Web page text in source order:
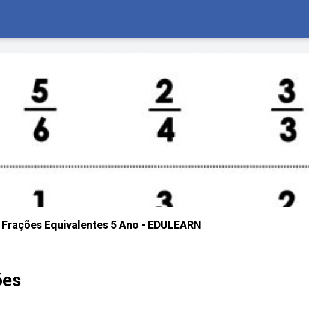
Equivalentes 5 Ano - EDULEARN